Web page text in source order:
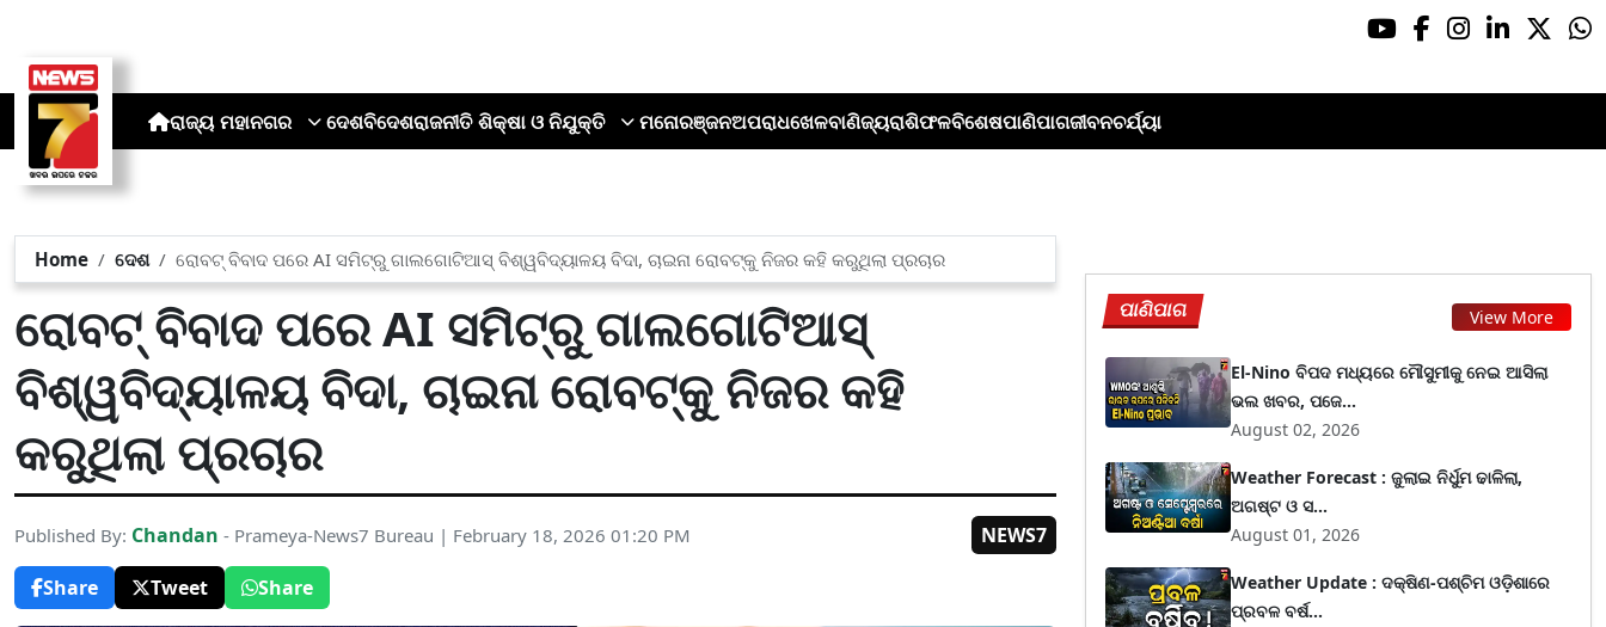
ରାଜ୍ୟ ମହାନଗର ଦେଶବିଦେଶରାଜନୀତି ଶିକ୍ଷା ଓ ନିଯୁକ୍ତି ମନୋରଞ୍ଜନଅପରାଧଖେଳବାଣିଜ୍ୟରାଶିଫଳବିଶେଷପାଣିପାଗଜୀବନଚର୍ଯ୍ୟା
Home ଦେଶ ରୋବଟ୍ ବିବାଦ ପରେ AI ସମିଟ୍‌ରୁ ଗାଲଗୋଟିଆସ୍ ବିଶ୍ୱବିଦ୍ୟାଳୟ ବିଦା, ଚାଇନା ରୋବଟ୍‌କୁ ନିଜର କହି କରୁଥିଲା ପ୍ରଚାର
ରୋବଟ୍ ବିବାଦ ପରେ AI ସମିଟ୍‌ରୁ ଗାଲଗୋଟିଆସ୍
ବିଶ୍ୱବିଦ୍ୟାଳୟ ବିଦା, ଚାଇନା ରୋବଟ୍‌କୁ ନିଜର କହି
କରୁଥିଲା ପ୍ରଚାର
Published By: Chandan - Prameya-News7 Bureau | February 18, 2026 01:20 PM
NEWS7
Share
Tweet Share
ପାଣିପାଗ View More
El-Nino ବିପଦ ମଧ୍ୟରେ ମୌସୁମୀକୁ ନେଇ ଆସିଲା
ଭଲ ଖବର, ପଜେ...
August 02, 2026
Weather Forecast : ଜୁଲାଇ ନିର୍ଧୁମ ଢାଳିଲା,
ଅଗଷ୍ଟ ଓ ସ...
August 01, 2026
Weather Update : ଦକ୍ଷିଣ-ପଶ୍ଚିମ ଓଡ଼ିଶାରେ
ପ୍ରବଳ ବର୍ଷ...